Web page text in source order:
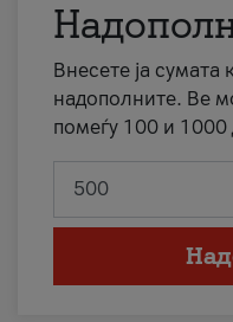
Внесете ја сумата
надополните. Ве
помеѓу 100 и 1000